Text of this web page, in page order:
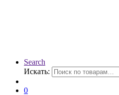
Search
Искать:
0